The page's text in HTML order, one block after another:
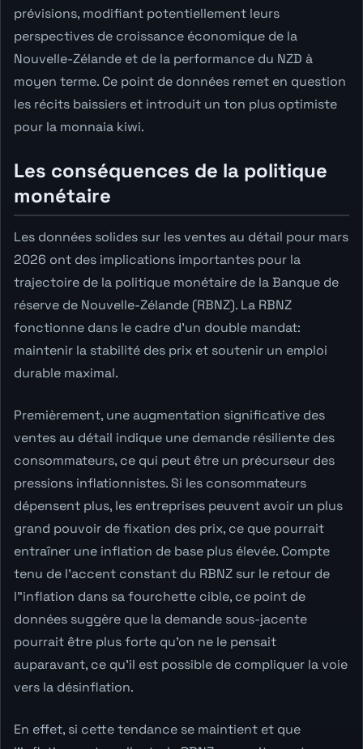
prévisions, modifiant potentiellement leurs
perspectives de croissance économique de la
Nouvelle-Zélande et de la performance du NZD à
moyen terme. Ce point de données remet en question
les récits baissiers et introduit un ton plus optimiste
pour la monnaia kiwi.
Les conséquences de la politique
monétaire
Les données solides sur les ventes au détail pour mars
2026 ont des implications importantes pour la
trajectoire de la politique monétaire de la Banque de
réserve de Nouvelle-Zélande (RBNZ). La RBNZ
fonctionne dans le cadre d'un double mandat:
maintenir la stabilité des prix et soutenir un emploi
durable maximal.
Premièrement, une augmentation significative des
ventes au détail indique une demande résiliente des
consommateurs, ce qui peut être un précurseur des
pressions inflationnistes. Si les consommateurs
dépensent plus, les entreprises peuvent avoir un plus
grand pouvoir de fixation des prix, ce que pourrait
entraîner une inflation de base plus élevée. Compte
tenu de l'accent constant du RBNZ sur le retour de
l"inflation dans sa fourchette cible, ce point de
données suggère que la demande sous-jacente
pourrait être plus forte qu'on ne le pensait
auparavant, ce qu'il est possible de compliquer la voie
vers la désinflation.
En effet, si cette tendance se maintient et que